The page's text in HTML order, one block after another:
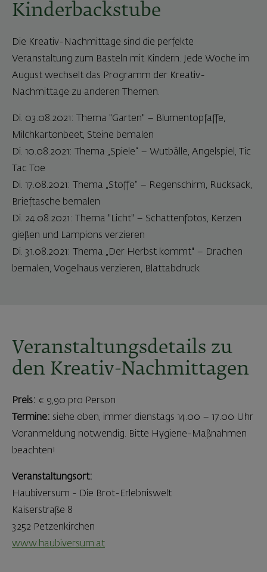
Kinderbackstube
Die Kreativ-Nachmittage sind die perfekte
Veranstaltung zum Basteln mit Kindern. Jede Woche im
August wechselt das Programm der Kreativ-
Nachmittage zu anderen Themen.
Di. 03.08.2021: Thema "Garten" – Blumentopfaffe,
Milchkartonbeet, Steine bemalen
Di. 10.08.2021: Thema „Spiele“ – Wutbälle, Angelspiel, Tic
Tac Toe
Di. 17.08.2021: Thema „Stoffe“ – Regenschirm, Rucksack,
Brieftasche bemalen
Di. 24.08.2021: Thema "Licht" – Schattenfotos, Kerzen
gießen und Lampions verzieren
Di. 31.08.2021: Thema „Der Herbst kommt" – Drachen
bemalen, Vogelhaus verzieren, Blattabdruck
Veranstaltungsdetails zu
den Kreativ-Nachmittagen
Preis: € 9,90 pro Person
Termine: siehe oben, immer dienstags 14.00 – 17.00 Uhr
Voranmeldung notwendig. Bitte Hygiene-Maßnahmen
beachten!
Veranstaltungsort:
Haubiversum - Die Brot-Erlebniswelt
Kaiserstraße 8
3252 Petzenkirchen
www.haubiversum.at